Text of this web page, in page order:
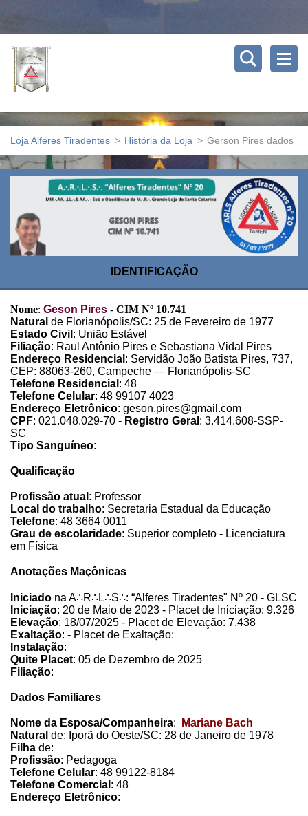
Loja Alferes Tiradentes > História da Loja > Gerson Pires dados
IDENTIFICAÇÃO
Nome: Geson Pires - CIM Nº 10.741
Natural de Florianópolis/SC: 25 de Fevereiro de 1977
Estado Civil : União Estável
Filiação: Raul Antônio Pires e Sebastiana Vidal Pires
Endereço Residencial : Servidão João Batista Pires, 737,
CEP: 88063-260, Campeche — Florianópolis-SC
Telefone Residencial : 48
Telefone Celular: 48 99107 4023
Endereço Eletrônico: geson.pires@gmail.com
CPF: 021.048.029-70 - Registro Geral : 3.414.608-SSP-
SC
Tipo Sanguíneo:
Qualificação
Profissão atual : Professor
Local do trabalho: Secretaria Estadual da Educação
Telefone: 48 3664 0011
Grau de escolaridade: Superior completo - Licenciatura
em Física
Anotações Maçônicas
Iniciado na A∴R∴L∴S∴: “Alferes Tiradentes" Nº 20 - GLSC
Iniciação: 20 de Maio de 2023 - Placet de Iniciação: 9.326
Elevação: 18/07/2025 - Placet de Elevação: 7.438
Exaltação: - Placet de Exaltação:
Instalação:
Quite Placet: 05 de Dezembro de 2025
Filiação:
Dados Familiares
Nome da Esposa/Companheira:
Mariane Bach
Natural de: Iporã do Oeste/SC: 28 de Janeiro de 1978
Filha de:
Profissão: Pedagoga
Telefone Celular: 48 99122-8184
Telefone Comercial : 48
Endereço Eletrônico: